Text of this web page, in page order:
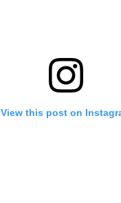
View this post on